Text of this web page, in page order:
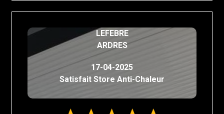
LEFEBRE
ARDRES
17-04-2025
Satisfait Store Anti-Chaleur